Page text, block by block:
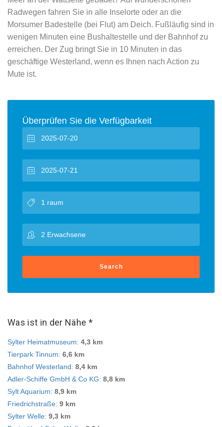
Radwegen fahren Sie in alle Inselorte oder an die
Morsumer Badestelle (bei Flut) am Deich. Fußläufig sind in
wenigen Minuten eine Bushaltestelle und der Bahnhof zu
erreichen. Der Zug bringt Sie in 10 Minuten in das
geschäftige Westerland, wenn es Ihnen nach Action zu
Mute ist.
Überprüfen Sie die Verfügbarkeit
Search
Was ist in der Nähe *
Sylter Heimatmuseum: 4,3 km
Tierpark Tinnum: 6,6 km
Bahnhof Westerland: 8,4 km
Adler-Schiffe GmbH & Co KG: 8,8 km
Sylt Aquarium: 8,9 km
Friedrichstraße: 9 km
Sylter Welle: 9,3 km